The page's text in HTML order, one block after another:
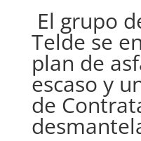
El grupo
Telde se
plan de
escaso y
de